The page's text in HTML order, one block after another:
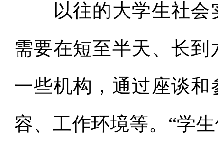
以往的大学生社会
需要在短至半天、长
一些机构，通过座谈
容、工作环境等。“学